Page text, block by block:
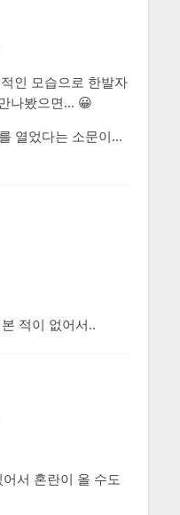
인 모습으로 한발자
나봤으면… 😀
열었다는 소문이…
적이 없어서..
서 혼란이 올 수도